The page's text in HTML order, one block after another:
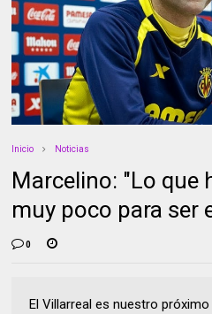
Inicio Noticias
Marcelino: "Lo que
muy poco para ser
0
El Villarreal es nuestro